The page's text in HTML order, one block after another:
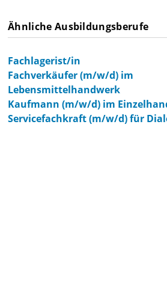
Ähnliche Ausbildungsberufe
Fachlagerist/in
Fachverkäufer (m/w/d) im
Lebensmittelhandwerk
Kaufmann (m/w/d) im
Servicefachkraft (m/w/d) für